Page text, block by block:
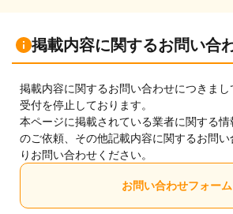
掲載内容に関するお問い合
掲載内容に関するお問い合わせにつきま
受付を停止しております。
本ページに掲載されている業者に関する
のご依頼、その他記載内容に関するお問い
りお問い合わせください。
お問い合わせフォーム